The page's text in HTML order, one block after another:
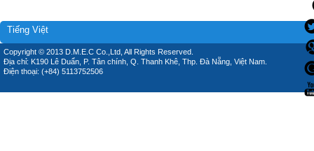
Tiếng Việt
Copyright © 2013 D.M.E.C Co.,Ltd, All Rights Reserved.
Địa chỉ: K190 Lê Duẩn, P. Tân chính, Q. Thanh Khê, Thp. Đà Nẵng, Việt Nam.
Điện thoại: (+84) 5113752506